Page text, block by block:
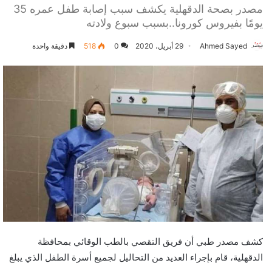
مصدر بصحة الدقهلية يكشف سبب إصابة طفل عمره 35
يومًا بفيروس كورونا..بسبب سبوع ولادته
Ahmed Sayed 29 أبريل، 2020 0
518 دقيقة واحدة
كشف مصدر طبي أن فريق التقصي بالطب الوقائي بمحافظة
الدقهلية، قام بإجراء العديد من التحاليل لجميع أسرة الطفل الذي يبلغ